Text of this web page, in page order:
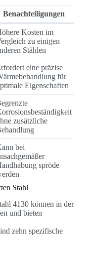
Benachteiligungen
Kosten im
zu einigen
Stählen
eine präzise
für
Eigenschaften
zusätzliche
bei
spröde
Stahl
4130 können in der
und bieten
zehn spezifische